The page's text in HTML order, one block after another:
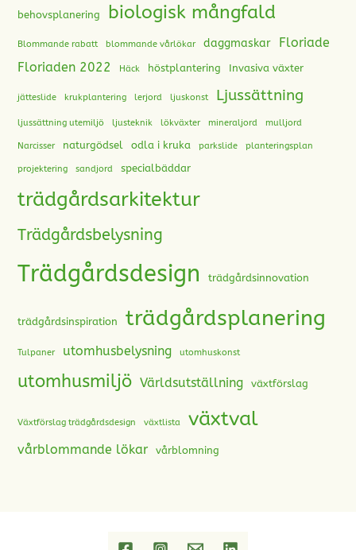
behovsplanering biologisk mångfald
Blommande rabatt blommande vårlökar daggmaskar
Floriade
Floriaden 2022
Häck höstplantering Invasiva växter
jätteslide krukplantering lerjord ljuskonst Ljussättning
ljussättning utemiljö ljusteknik lökväxter mineraljord mulljord
Narcisser naturgödsel odla i kruka parkslide planteringsplan
projektering sandjord specialbäddar
trädgårdsarkitektur
Trädgårdsbelysning
Trädgårdsdesign trädgårdsinnovation
trädgårdsinspiration trädgårdsplanering
Tulpaner utomhusbelysning utomhuskonst
utomhusmiljö Världsutställning växtförslag
Växtförslag trädgårdsdesign växtlista växtval
vårblommande lökar vårblomning